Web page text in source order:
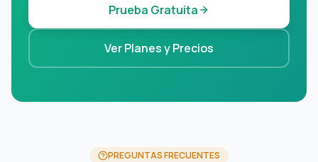
Prueba Gratuita
Ver Planes y Precios
PREGUNTAS FRECUENTES